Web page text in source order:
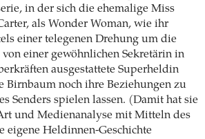
in der sich die ehemalige Miss
als Wonder Woman, wie ihr
einer telegenen Drehung um die
von einer gewöhnlichen Sekretärin in
ausgestattete Superheldin
Birnbaum noch ihre Beziehungen zu
Senders spielen lassen. (Damit hat sie
und Medienanalyse mit Mitteln des
eigene Heldinnen-Geschichte